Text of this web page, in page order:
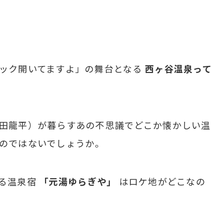
ク開いてますよ」の舞台となる 西ヶ谷温泉って
龍平）が暮らすあの不思議でどこか懐かしい温
ではないでしょうか。
温泉宿 「元湯ゆらぎや」
はロケ地がどこなの